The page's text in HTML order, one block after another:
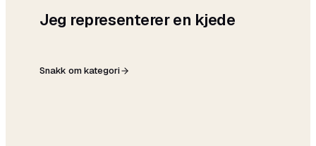
Jeg representerer en kjede
Snakk om kategori